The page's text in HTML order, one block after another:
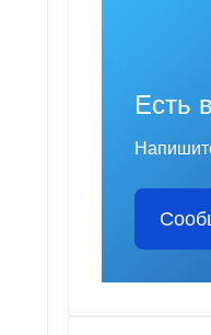
Есть